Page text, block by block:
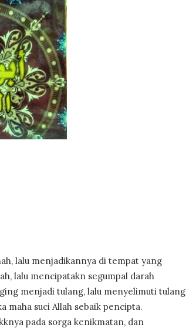
lalu menjadikannya di tempat yang
lalu mencipatakn segumpal darah
menjadi tulang, lalu menyelimuti tulang
maha suci Allah sebaik pencipta.
pada sorga kenikmatan, dan